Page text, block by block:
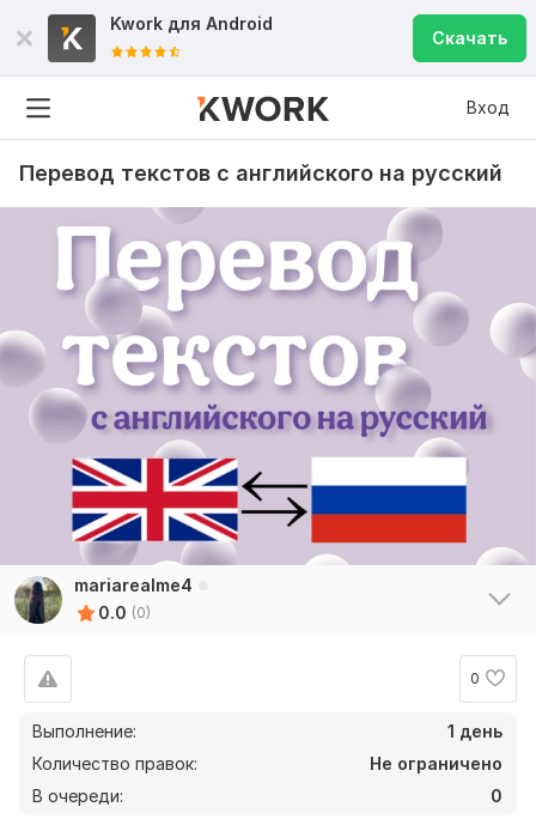
Kwork для Android
Скачать
Вход
Перевод текстов с английского на русский
mariarealme4
0.0 (0)
0
Выполнение:
1 день
Количество правок:
Не ограничено
В очереди:
0